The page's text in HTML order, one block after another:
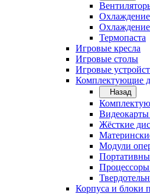
Охлаждение
Охлаждение
Термопаста
Игровые кресла
Игровые столы
Игровые
Комплектующие
Назад
Жёсткие
Модули
Корпуса и блоки